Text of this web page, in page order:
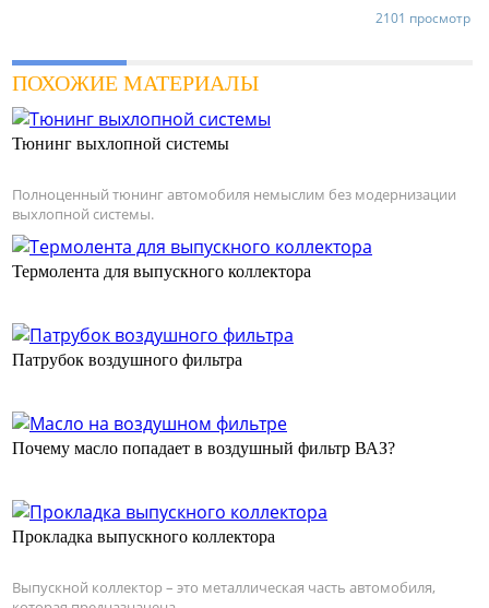
2101 просмотр
ПОХОЖИЕ МАТЕРИАЛЫ
Тюнинг выхлопной системы
Полноценный тюнинг автомобиля немыслим без модернизации
выхлопной системы.
Термолента для выпускного коллектора
Патрубок воздушного фильтра
Почему масло попадает в воздушный фильтр ВАЗ?
Прокладка выпускного коллектора
Выпускной коллектор – это металлическая часть автомобиля,